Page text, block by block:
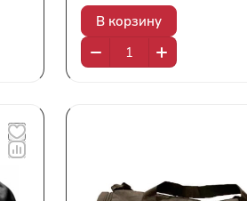
В корзину